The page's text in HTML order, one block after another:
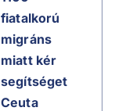
fiatalkorú
migráns
miatt kér
segítséget
Ceuta